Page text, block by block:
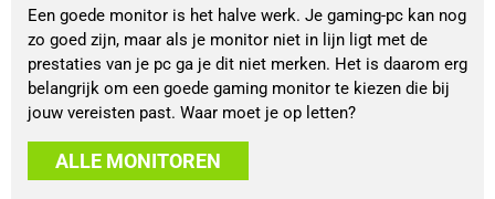
Een goede monitor is het halve werk. Je gaming-pc kan nog
zo goed zijn, maar als je monitor niet in lijn ligt met de
prestaties van je pc ga je dit niet merken. Het is daarom erg
belangrijk om een goede gaming monitor te kiezen die bij
jouw vereisten past. Waar moet je op letten?
ALLE MONITOREN